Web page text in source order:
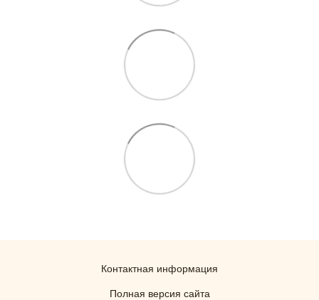
Контактная информация
Полная версия сайта